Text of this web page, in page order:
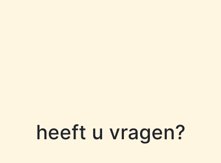
heeft u vragen?